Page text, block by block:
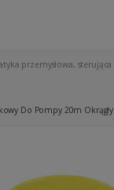
przemysłowa, sterująca
Do Pompy 20m Okrągły